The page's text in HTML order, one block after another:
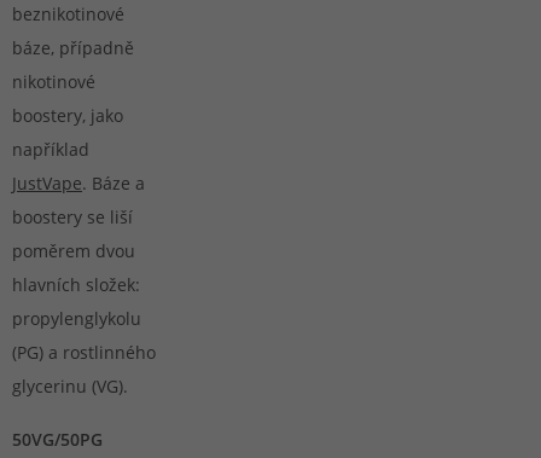
beznikotinové
báze, případně
nikotinové
boostery, jako
například
JustVape. Báze a
boostery se liší
poměrem dvou
hlavních složek:
propylenglyko­lu
(PG) a rostlinného
glycerinu (VG).
50VG/50PG